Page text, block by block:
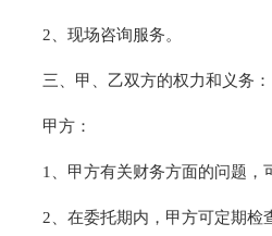
2、现场咨询服务。
三、甲、乙双方的权力和义务：
甲方：
1、甲方有关财务方面的问题，
2、在委托期内，甲方可定期检